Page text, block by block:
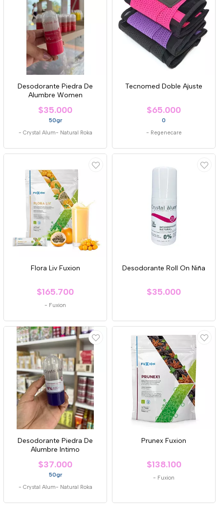
Desodorante Piedra De
Alumbre Women
$35.000
50gr
- Crystal Alum- Natural Roka
Tecnomed Doble Ajuste
$65.000
0
- Regenecare
Flora Liv Fuxion
$165.700
- Fuxion
Desodorante Roll On Niña
$35.000
Desodorante Piedra De
Alumbre Intimo
$37.000
50gr
- Crystal Alum- Natural Roka
Prunex Fuxion
$138.100
- Fuxion